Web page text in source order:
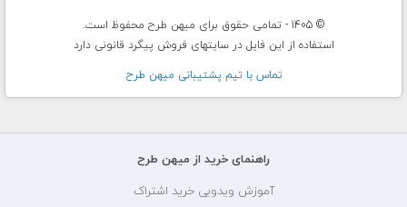
© 1405 - تمامی حقوق برای میهن طرح محفوظ است.
استفاده از این فایل در سایتهای فروش پیگرد قانونی دارد
تماس با تيم پشتيبانی ميهن طرح
راهنمای خرید از میهن طرح
آموزش ویدویی خرید اشتراک